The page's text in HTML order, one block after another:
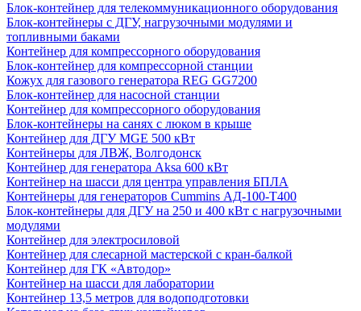
Блок-контейнер для телекоммуникационного оборудования
Блок-контейнеры с ДГУ, нагрузочными модулями и
топливными баками
Контейнер для компрессорного оборудования
Блок-контейнер для компрессорной станции
Кожух для газового генератора REG GG7200
Блок-контейнер для насосной станции
Контейнер для компрессорного оборудования
Блок-контейнеры на санях с люком в крыше
Контейнер для ДГУ MGE 500 кВт
Контейнеры для ЛВЖ, Волгодонск
Контейнер для генератора Aksa 600 кВт
Контейнер на шасси для центра управления БПЛА
Контейнеры для генераторов Cummins АД-100-Т400
Блок-контейнеры для ДГУ на 250 и 400 кВт с нагрузочными
модулями
Контейнер для электросиловой
Контейнер для слесарной мастерской с кран-балкой
Контейнер для ГК «Автодор»
Контейнер на шасси для лаборатории
Контейнер 13,5 метров для водоподготовки